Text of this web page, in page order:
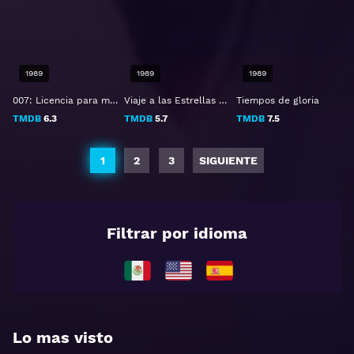
007: Licencia para matar
TMDB 6.3
1989
Viaje a las Estrellas 5: La última frontera
TMDB 5.7
1989
Tiempos de gloria
TMDB7.5
1989
1 2 3 SIGUIENTE
Filtrar por idioma
Lo mas visto